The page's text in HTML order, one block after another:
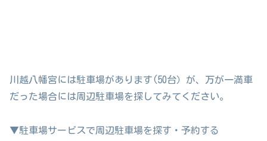
川越八幡宮には駐車場があります(50台）が、万が一満車
だった場合には周辺駐車場を探してみてください。
▼駐車場サービスで周辺駐車場を探す・予約する